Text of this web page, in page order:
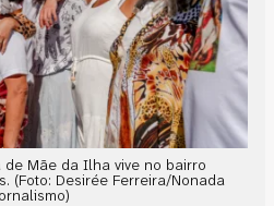
de Mãe da Ilha vive no bairro
(Foto: Desirée Ferreira/Nonada